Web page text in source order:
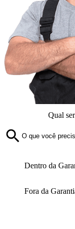
Qual
Dentro da
Fora da